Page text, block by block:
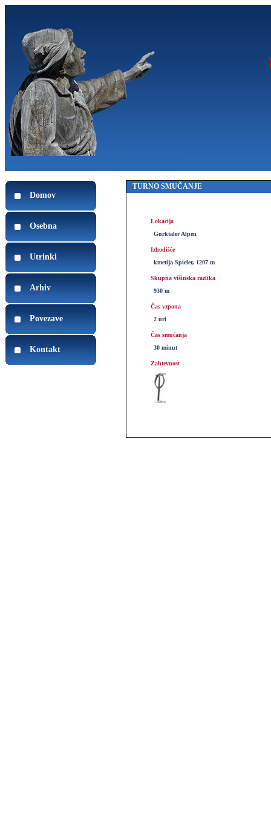
Domov
Osebna
Utrinki
Arhiv
Povezave
Kontakt
TURNO SMUČANJE
Lokacija
Gurktaler Alpen
Izhodišče
kmetija Spieler, 1207 m
Skupna višinska razlika
930 m
Čas vzpona
2 uri
Čas smučanja
30 minut
Zahtevnost